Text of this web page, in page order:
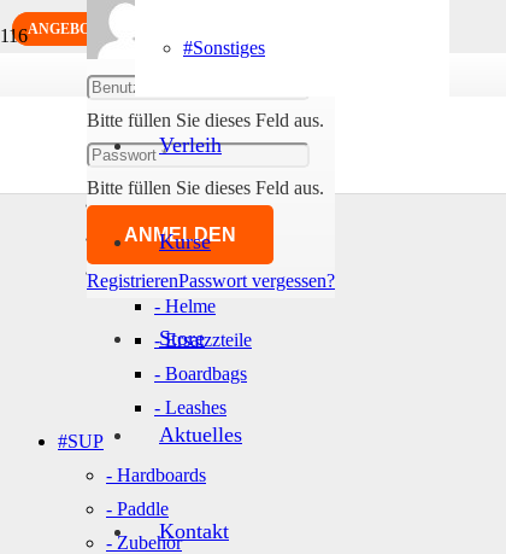
Abmelden
Bitte füllen Sie dieses Feld aus.
Bitte füllen Sie dieses Feld aus.
ANMELDEN
RegistrierenPasswort vergessen?
#Sonstiges
Verleih
Kurse
Store
Aktuelles
Kontakt
#SALE
- Mast & Fuselage
- Wing Sets
- Zubehör
- Helme
- Ersatzzteile
- Boardbags
- Leashes
#SUP
- Hardboards
- Paddle
- Zubehör
ANGEBOT!
ANGEBOT!